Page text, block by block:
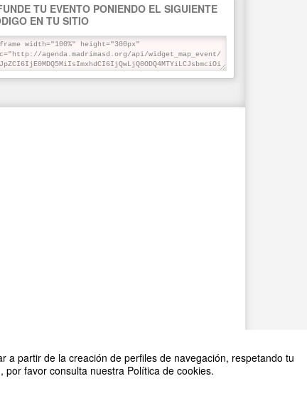
a partir de la creación de perfiles de navegación, respetando tu
favor consulta nuestra Política de cookies.
TU EVENTO PONIENDO EL SIGUIENTE
EN TU SITIO